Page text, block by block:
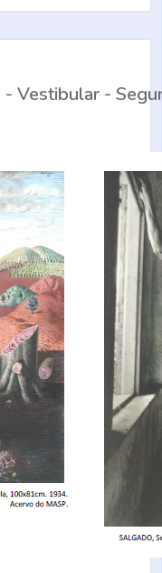
Vestibular -